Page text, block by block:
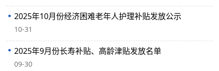
2025年10月份经济困难老年人护理补贴发放公示
10-31
2025年9月份长寿补贴、高龄津贴发放名单
09-30